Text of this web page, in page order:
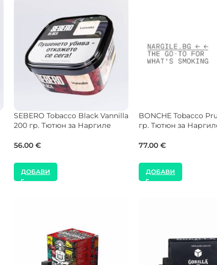
SEBERO Tobacco Black Grape
25 гр. Тютюн за Наргиле
8.00€
ДОБАВИ
Jibiar Tobacco
Blueberry 50 гр.
13.30€
ДОБАВИ